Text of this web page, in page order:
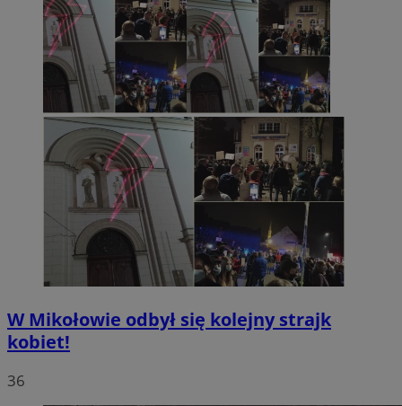
W Mikołowie odbył się kolejny strajk
kobiet!
36